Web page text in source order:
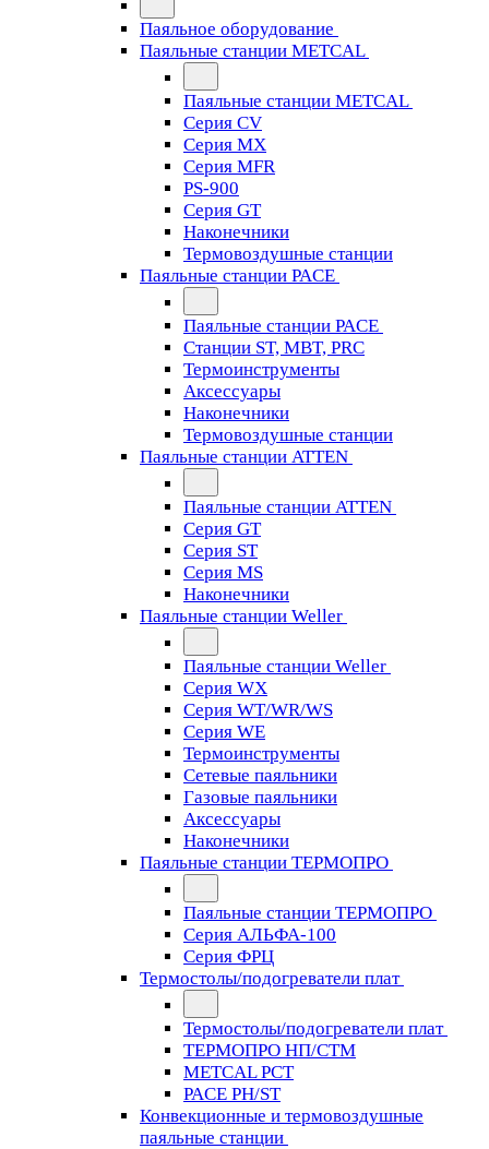
Паяльное оборудование
Паяльные станции METCAL
Паяльные станции METCAL
Серия CV
Серия MX
Серия MFR
PS-900
Серия GT
Наконечники
Термовоздушные станции
Паяльные станции PACE
Паяльные станции PACE
Станции ST, MBT, PRC
Термоинструменты
Аксессуары
Наконечники
Термовоздушные станции
Паяльные станции ATTEN
Паяльные станции ATTEN
Серия GT
Серия ST
Серия MS
Наконечники
Паяльные станции Weller
Паяльные станции Weller
Серия WX
Серия WT/WR/WS
Серия WE
Термоинструменты
Сетевые паяльники
Газовые паяльники
Аксессуары
Наконечники
Паяльные станции ТЕРМОПРО
Паяльные станции ТЕРМОПРО
Серия АЛЬФА-100
Серия ФРЦ
Термостолы/подогреватели плат
Термостолы/подогреватели плат
ТЕРМОПРО НП/СТМ
METCAL PCT
PACE PH/ST
Конвекционные и термовоздушные
паяльные станции